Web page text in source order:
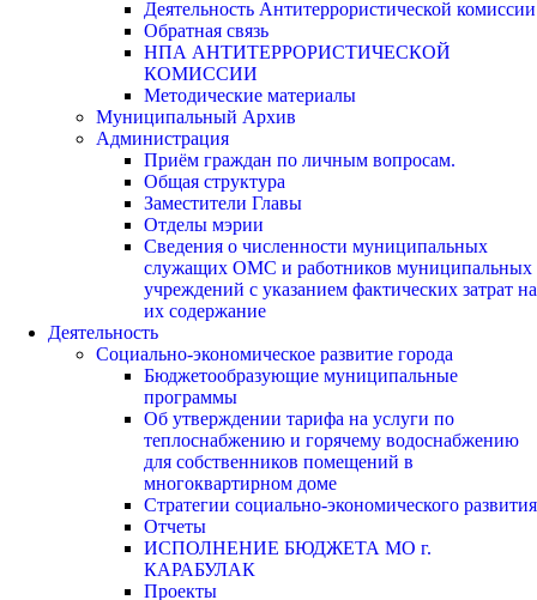
Деятельность Антитеррористической комиссии
Обратная связь
НПА АНТИТЕРРОРИСТИЧЕСКОЙ
КОМИССИИ
Методические материалы
Муниципальный Архив
Администрация
Приём граждан по личным вопросам.
Общая структура
Заместители Главы
Отделы мэрии
Сведения о численности муниципальных
служащих ОМС и работников муниципальных
учреждений с указанием фактических затрат на
их содержание
Деятельность
Социально-экономическое развитие города
Бюджетообразующие муниципальные
программы
Об утверждении тарифа на услуги по
теплоснабжению и горячему водоснабжению
для собственников помещений в
многоквартирном доме
Стратегии социально-экономического развития
Отчеты
ИСПОЛНЕНИЕ БЮДЖЕТА МО г.
КАРАБУЛАК
Проекты